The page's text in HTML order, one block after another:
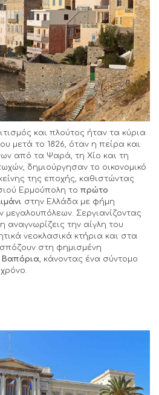
και πλούτος ήταν τα κύρια
μετά το 1826, όταν η πείρα και
από τα Ψαρά, τη Χίο και τη
δημιούργησαν το οικονομικό
της εποχής, καθιστώντας
Ερμούπολη το πρώτο
στην Ελλάδα με φήμη
Σεργιανίζοντας
αναγνωρίζεις την αίγλη του
νεοκλασικά κτήρια και στα
στη φημισμένη
Βαπόρια , κάνοντας ένα σύντομο